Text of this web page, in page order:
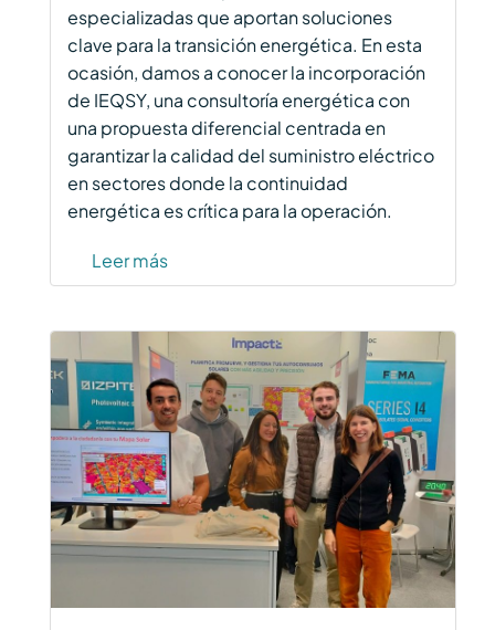
especializadas que aportan soluciones
clave para la transición energética. En esta
ocasión, damos a conocer la incorporación
de IEQSY, una consultoría energética con
una propuesta diferencial centrada en
garantizar la calidad del suministro eléctrico
en sectores donde la continuidad
energética es crítica para la operación.
Leer más